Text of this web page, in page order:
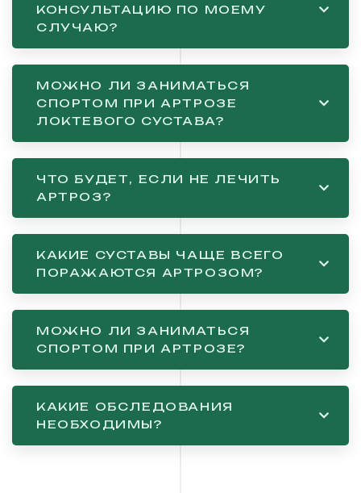
КОНСУЛЬТАЦИЮ ПО МОЕМУ
СЛУЧАЮ?
МОЖНО ЛИ ЗАНИМАТЬСЯ
СПОРТОМ ПРИ АРТРОЗЕ
ЛОКТЕВОГО СУСТАВА?
ЧТО БУДЕТ, ЕСЛИ НЕ ЛЕЧИТЬ
АРТРОЗ?
КАКИЕ СУСТАВЫ ЧАЩЕ ВСЕГО
ПОРАЖАЮТСЯ АРТРОЗОМ?
МОЖНО ЛИ ЗАНИМАТЬСЯ
СПОРТОМ ПРИ АРТРОЗЕ?
КАКИЕ ОБСЛЕДОВАНИЯ
НЕОБХОДИМЫ?